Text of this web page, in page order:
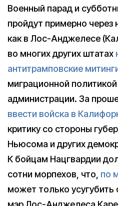
Военный парад и
пройдут примерно
как в Лос-Анджелесе
во многих других штатах
антитрамповские
миграционной
администрации. За
ввести войска в
критику со стороны
Ньюсома и других
К бойцам Нацгвардии
сотни морпехов, что, по
может только усугубить